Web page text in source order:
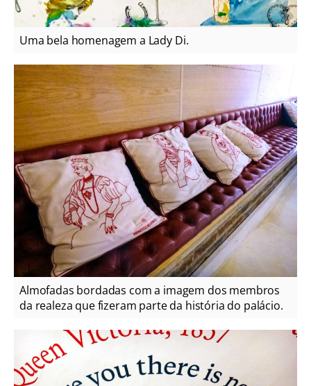
Uma bela homenagem a Lady Di.
Almofadas bordadas com a imagem dos membros
da realeza que fizeram parte da história do palácio.